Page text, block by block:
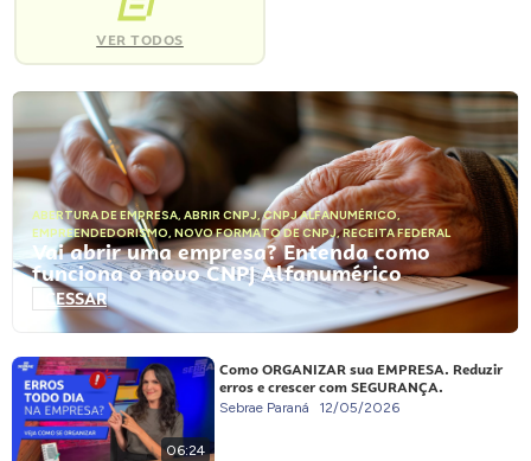
VER TODOS
ABERTURA DE EMPRESA, ABRIR CNPJ,CNPJ ALFANUMÉRICO,
EMPREENDEDORISMO, NOVO FORMATO DE CNPJ,RECEITA FEDERAL
Vai abrir uma empresa? Entenda como
funciona o novo CNPJ Alfanumérico
ACESSAR
06:24
Como ORGANIZAR sua EMPRESA. Reduzir
erros e crescer com SEGURANÇA.
Sebrae Paraná 12/05/2026